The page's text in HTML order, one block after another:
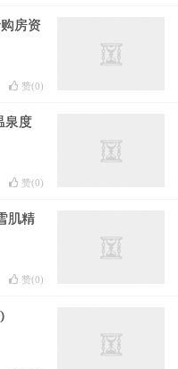
房资
赞(0)
泉度
赞(0)
肌精
赞(0)